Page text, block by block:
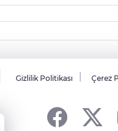
Gizlilik Politikası Çerez